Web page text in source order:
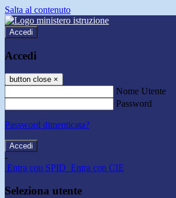
Salta al contenuto
Accedi
Accedi
button close ×
Nome Utente
Password
Password dimenticata?
-
Entra con SPID Entra con CIE
Seleziona utente